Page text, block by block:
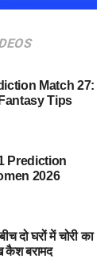
वर्दी, बैज, कैप और
अधिकारी
Match 27:
Tips
Prediction
2026
दो घरों में चोरी का
कैश बरामद